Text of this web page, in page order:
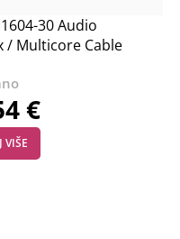
30 Audio
/ Multicore Cable
€
VIŠE